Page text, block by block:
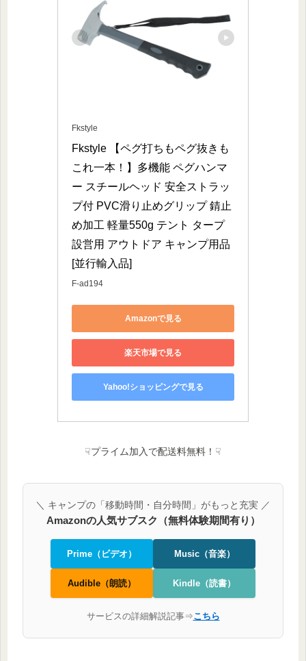
Fkstyle
Fkstyle 【ペグ打ちもペグ抜きも
これ一本！】多機能 ペグハンマ
ー スチールヘッド 安全ストラッ
プ付 PVC滑り止めグリップ 錆止
め加工 軽量550g テント タープ
設営用 アウトドア キャンプ用品
[並行輸入品]
F-ad194
Amazonで見る
楽天市場で見る
Yahoo!ショッピングで見る
☟プライム加入で配送料無料！☟
＼ キャンプの「移動時間・自分時間」がもっと充実 ／
Amazonの人気サブスク（無料体験期間有り）
Prime（ビデオ） Music（音楽）
Audible（朗読） Kindle（読書）
サービスの詳細解説記事⇒こちら